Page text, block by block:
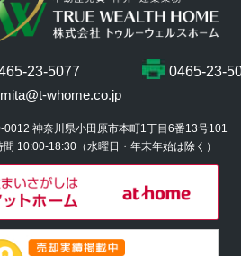
23-5077
0465-23-
whome.co.jp
0012 神奈川県小田原市本町1丁目6番13号101
間 10:00-18:30 （水曜日・年末年始は除く）